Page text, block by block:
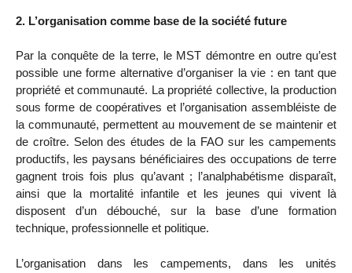
2. L’organisation comme base de la société future
Par la conquête de la terre, le MST démontre en outre qu’est
possible une forme alternative d’organiser la vie : en tant que
propriété et communauté. La propriété collective, la production
sous forme de coopératives et l’organisation assembléiste de
la communauté, permettent au mouvement de se maintenir et
de croître. Selon des études de la FAO sur les campements
productifs, les paysans bénéficiaires des occupations de terre
gagnent trois fois plus qu’avant ; l’analphabétisme disparaît,
ainsi que la mortalité infantile et les jeunes qui vivent là
disposent d’un débouché, sur la base d’une formation
technique, professionnelle et politique.
L’organisation dans les campements, dans les unités